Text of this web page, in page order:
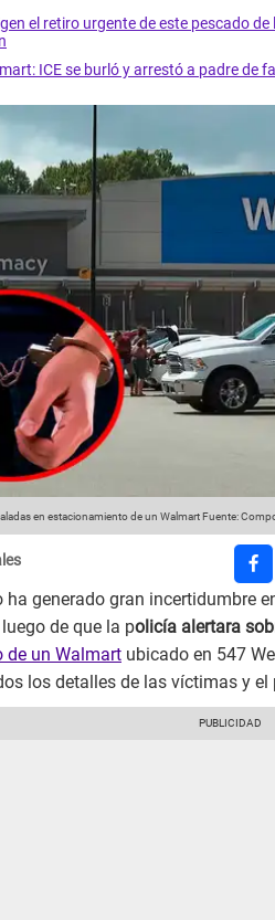
el retiro urgente de este pescado
ICE se burló y arrestó a padre de
en estacionamiento de un Walmart Fuente:
ha generado gran incertidumbre
luego de que la policía alertara
de un Walmart ubicado en 547
los detalles de las víctimas y el